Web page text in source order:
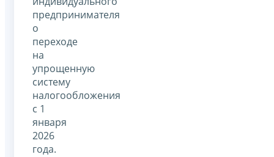
предпринимателя
о
переходе
на
упрощенную
систему
налогообложения
с 1
января
2026
года.